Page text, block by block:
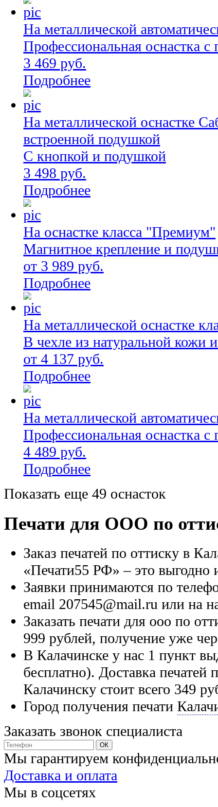
На металлической
Профессиональная оснастка
3 469 руб.
Подробнее
На металлической оснастке
встроенной подушкой
С кнопкой и подушкой
3 498 руб.
Подробнее
На оснастке класса "Премиум"
Магнитное крепление и
от 3 989 руб.
Подробнее
На металлической оснастке
В чехле из натуральной кожи
от 4 137 руб.
Подробнее
На металлической
Профессиональная оснастка
4 489 руб.
Подробнее
Показать еще 49 оснасток
Печати для ООО по
Заказ печатей по оттиску в
«Печати55 РФ» – это выгодно
Заявки принимаются по
email 207545@mail.ru или на
Заказать печати для ооо по
999 рублей, получение уже
В Калачинске у нас 1 пункт
бесплатно). Доставка печатей
Калачинску стоит всего 349
Город получения печати
Заказать звонок специалиста
Мы гарантируем
Доставка и оплата
Мы в соцсетях